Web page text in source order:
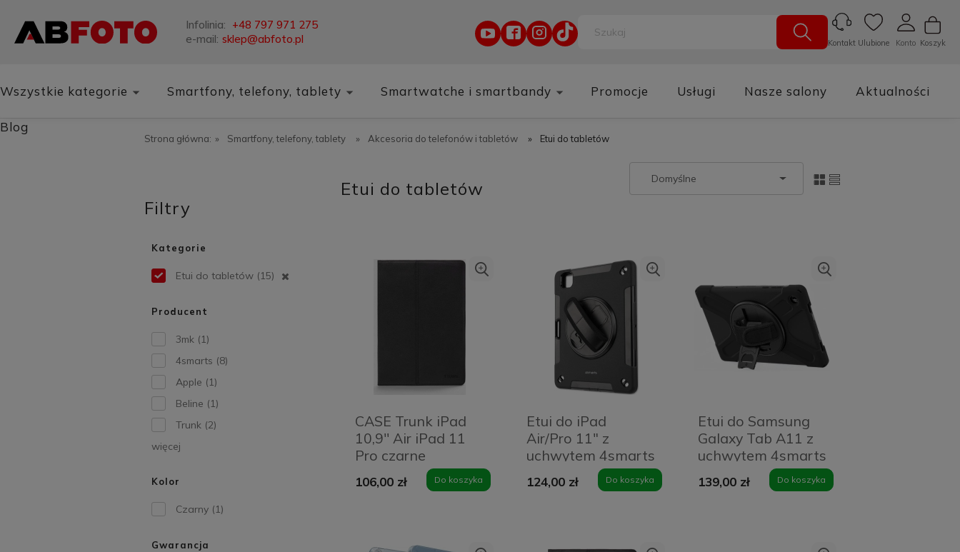
Infolinia: +48 797 971 275
e-mail: sklep@abfoto.pl Koszyk
Konto
Ulubione
Kontakt
Wszystkie kategorie Smartfony, telefony, tablety Smartwatche i smartbandy Promocje Usługi Nasze salony Aktualności
Blog
Strona główna: » Smartfony, telefony, tablety » Akcesoria do telefonów i tabletów » Etui do tabletów
Filtry
Kategorie
Etui do tabletów (15)
Producent
3mk (1)
4smarts (8)
Apple (1)
Beline (1)
Trunk (2)
więcej
Kolor
Czarny (1)
Gwarancja
Etui do tabletów
CASE Trunk iPad
10,9'' Air iPad 11
Pro czarne
106,00 zł Do koszyka
Etui do iPad
Air/Pro 11" z
uchwytem 4smarts
Rugged Case Grip
Czarne - Black
124,00 zł Do koszyka
Etui do Samsung
Galaxy Tab A11 z
uchwytem 4smarts
Rugged Case Grip
Czarne - Black
139,00 zł Do koszyka